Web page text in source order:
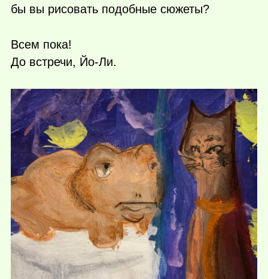
бы вы рисовать подобные сюжеты?
Всем пока!
До встречи, Йо-Ли.